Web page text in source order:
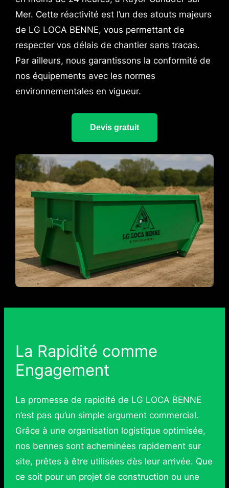
Mer. Cette réactivité est l’un des atouts majeurs
de LG LOCA BENNE, vous permettant de
respecter vos délais de chantier sans tracas.
Par ailleurs, nous garantissons la conformité de
nos équipements avec les normes
environnementales en vigueur.
Devis gratuit
La Rapidité comme
Engagement
La promesse de rapidité de LG LOCA BENNE
n’est pas qu’un simple argument commercial.
Grâce à une organisation logistique optimisée,
nos bennes sont acheminées rapidement sur
site, prêtes à être utilisées dès leur arrivée. Que
ce soit pour un projet de construction ou une